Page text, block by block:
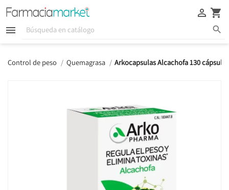
  
 
Control de peso Quemagrasa Arkocapsulas Alcachofa 130